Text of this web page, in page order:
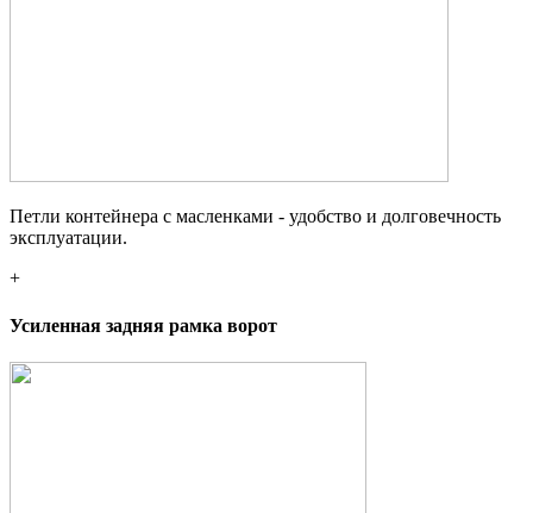
Петли контейнера с масленками - удобство и долговечность
эксплуатации.
+
Усиленная задняя рамка ворот